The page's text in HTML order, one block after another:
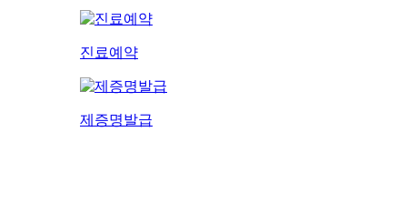
진료예약
제증명발급